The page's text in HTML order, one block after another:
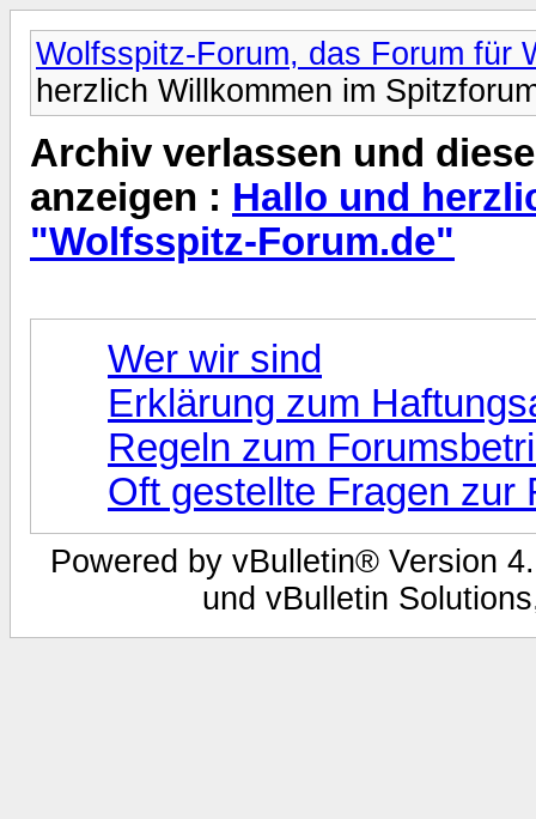
Wolfsspitz-Forum, das Forum für
herzlich Willkommen im
Archiv verlassen und
anzeigen : Hallo und
"Wolfsspitz-Forum.de"
Wer wir sind
Erklärung zum
Regeln zum
Oft gestellte Fragen zur
Powered by vBulletin® Version
und vBulletin